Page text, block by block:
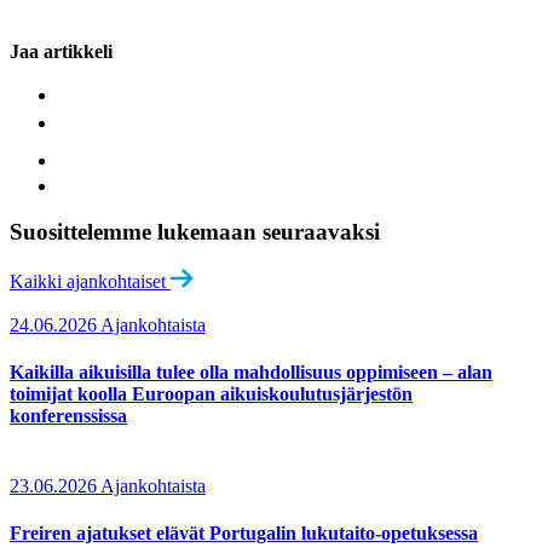
Jaa artikkeli
Suosittelemme lukemaan seuraavaksi
Kaikki ajankohtaiset
24.06.2026 Ajankohtaista
Kaikilla aikuisilla tulee olla mahdollisuus oppimiseen – alan
toimijat koolla Euroopan aikuiskoulutusjärjestön
konferenssissa
23.06.2026 Ajankohtaista
Freiren ajatukset elävät Portugalin lukutaito-opetuksessa